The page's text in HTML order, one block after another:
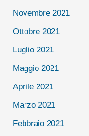
Novembre 2021
Ottobre 2021
Luglio 2021
Maggio 2021
Aprile 2021
Marzo 2021
Febbraio 2021